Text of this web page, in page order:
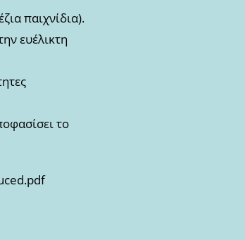
παιχνίδια).
ευέλικτη
το